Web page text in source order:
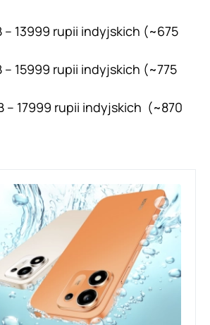
– 13999 rupii indyjskich (~675
– 15999 rupii indyjskich (~775
– 17999 rupii indyjskich (~870